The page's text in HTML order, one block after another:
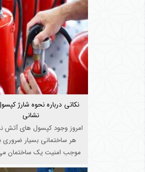
نکاتی درباره نحوه شارژ
نشانی
امروز وجود کپسول های آتش
هر ساختمانی بسیار ضروری
موجب امنیت یک ساختمان